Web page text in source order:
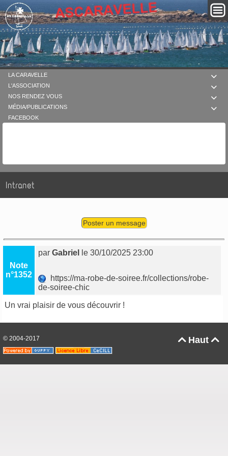

LA CARAVELLE

L'ASSOCIATION

NOS RENDEZ VOUS

MÉDIA/PUBLICATIONS
FACEBOOK
Intranet
Poster un message
Note
n°1352
parGabriel le 30/10/2025 23:00
https://ma-robe-de-soiree.fr/collections/robe-
de-soiree-chic
Un vrai plaisir de vous découvrir !
Haut 
© 2004-2017